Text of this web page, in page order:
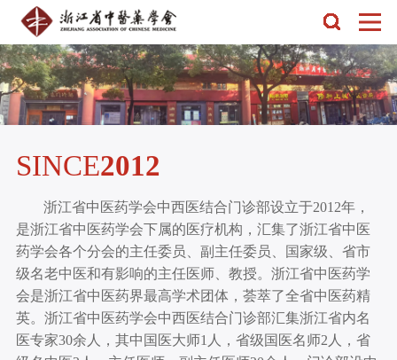
SINCE2012
浙江省中医药学会中西医结合门诊部设立于2012年，
是浙江省中医药学会下属的医疗机构，汇集了浙江省中医
药学会各个分会的主任委员、副主任委员、国家级、省市
级名老中医和有影响的主任医师、教授。浙江省中医药学
会是浙江省中医药界最高学术团体，荟萃了全省中医药精
英。浙江省中医药学会中西医结合门诊部汇集浙江省内名
医专家30余人，其中国医大师1人，省级国医名师2人，省